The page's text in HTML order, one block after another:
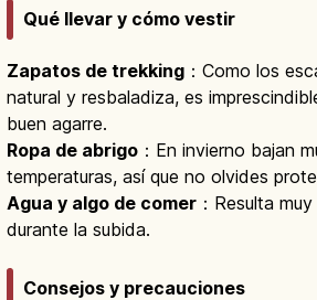
Qué llevar y cómo vestir
Zapatos de trekking ：Como los
natural y resbaladiza, es
buen agarre.
Ropa de abrigo ：En invierno bajan
temperaturas, así que no olvides
Agua y algo de comer ：Resulta
durante la subida.
Consejos y precauciones